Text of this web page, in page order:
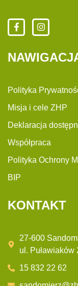
Polityka
Misja i cele ZHP
Deklaracja
Współpraca
Polityka Ochrony
BIP
KONTAKT
27-600
ul. Puławiaków
15 832 22 62